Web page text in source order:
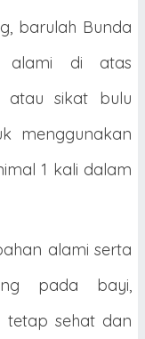
barulah Bunda
alami di atas
atau sikat bulu
menggunakan
1 kali dalam
alami serta
pada bayi,
tetap sehat dan